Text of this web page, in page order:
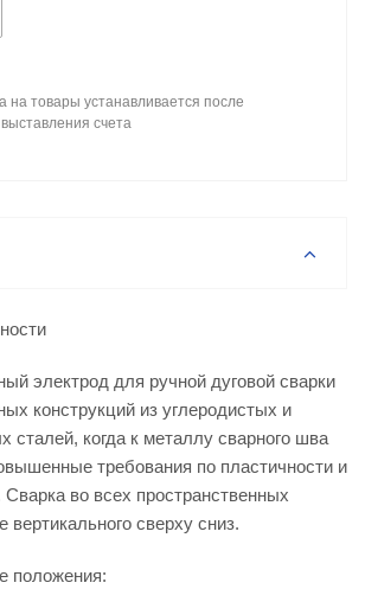
на товары устанавливается после
счета
электрод для ручной дуговой сварки
конструкций из углеродистых и
сталей, когда к металлу сварного шва
требования по пластичности и
Сварка во всех пространственных
вертикального сверху сниз.
положения: